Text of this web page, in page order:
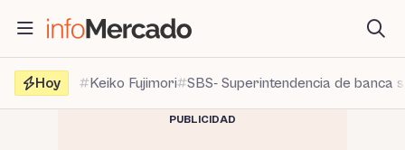
contenido
Hoy
Keiko Fujimori SBS- Superintendencia de banca
PUBLICIDAD